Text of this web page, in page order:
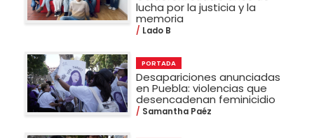
lucha por la justicia y la
memoria
Lado B
PORTADA
Desapariciones anunciadas
en Puebla: violencias que
desencadenan feminicidio
Samantha Paéz